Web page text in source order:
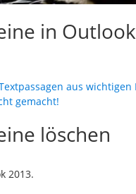
in
aus wichtigen
gemacht!
löschen
2013.